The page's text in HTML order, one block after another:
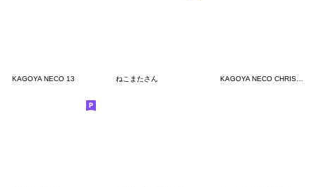
KAGOYA NECO 13 ねこまたさん KAGOYA NECO CHRISTMAS